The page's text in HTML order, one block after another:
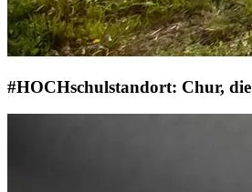
#HOCHschulstandort: Chur,